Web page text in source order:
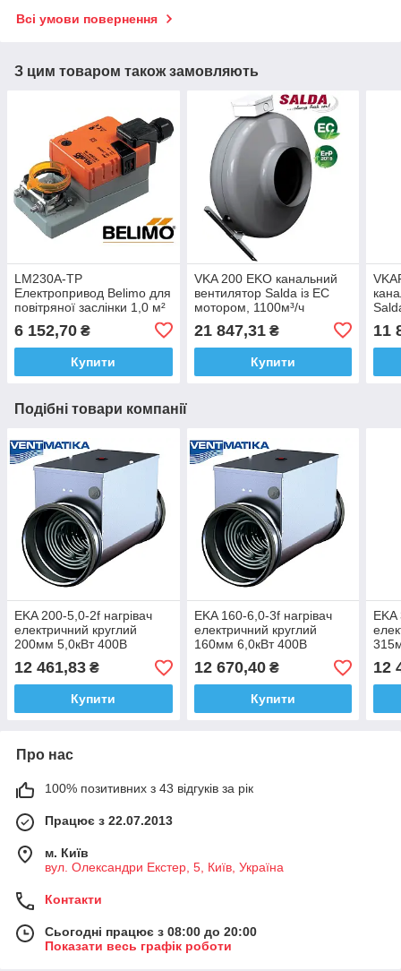
Всі умови повернення
З цим товаром також замовляють
LM230A-TP
Електропривод Belimo для
повітряної заслінки 1,0 м²
6 152,70 ₴
Купити
VKA 200 EKO канальний
вентилятор Salda із EC
мотором, 1100м³/ч
21 847,31₴
Купити
11
Подібні товари компанії
EKA 200-5,0-2f нагрівач
електричний круглий
200мм 5,0кВт 400В
(Ventmatika, Литва)
12 461,83 ₴
Купити
EKA 160-6,0-3f нагрівач
електричний круглий
160мм 6,0кВт 400В
(Ventmatika, Литва)
12 670,40₴
Купити
EKA
12
Про нас
100% позитивних з 43 відгуків за рік
Працює з 22.07.2013
м. Київ
вул. Олександри Екстер, 5, Київ, Україна
Контакти
Сьогодні працює з 08:00 до 20:00
Показати весь графік роботи